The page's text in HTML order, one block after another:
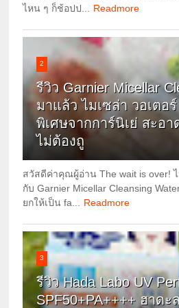
ไหน ๆ ก็ช้อปป...
Readmore
2
รีวิว Garnier Micellar
มาแล้ว ไมเซล่า วอเตอ
พิเศษจากการ์นิเย่ สะอ
ไม่ต้องถู
สวัสดีค่าคุณผู้อ่าน The wait is over!
กับ Garnier Micellar Cleansing
ยกให้เป็น fa...
Readmore
3
รีวิว Hada Labo UV
SPF50+PA++++ ฮาด